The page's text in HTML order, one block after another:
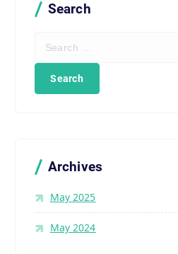
Search
for:
Archives
May 2025
May 2024